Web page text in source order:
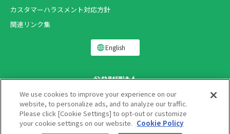
カスタマーハラスメント対応方針
関連リンク集
English
Copyright ®
THE LION FOUNDATION FOR DENTAL HEALTH.
We use cookies to improve your experience on our
website, to personalize ads, and to analyze our traffic.
Please click [Cookie Settings] to opt-out or customize
your cookie settings on our website. Cookie Policy